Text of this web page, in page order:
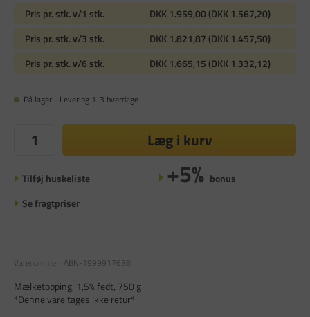
Pris pr. stk. v/1 stk.
DKK 1.959,00 (DKK 1.567,20)
Pris pr. stk. v/3 stk.
DKK 1.821,87 (DKK 1.457,50)
Pris pr. stk. v/6 stk.
DKK 1.665,15 (DKK 1.332,12)
På lager - Levering 1-3 hverdage
Læg i kurv
Tilføj huskeliste +5% bonus
Se fragtpriser
Varenummer: ABN-1999917638
Mælketopping, 1,5% fedt, 750 g
*Denne vare tages ikke retur*